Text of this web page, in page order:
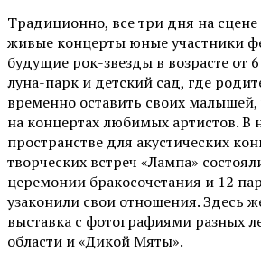
Традиционно, все три дня на сцене
живые концерты юные участники
будущие рок-звезды в возрасте от
луна-парк и детский сад, где
временно оставить своих малышей,
на концертах любимых артистов.
пространстве для акустических
творческих встреч «Лампа»
церемонии бракосочетания и 12
узаконили свои отношения. Здесь
выставка с фотографиями разных
области и «Дикой Мяты».